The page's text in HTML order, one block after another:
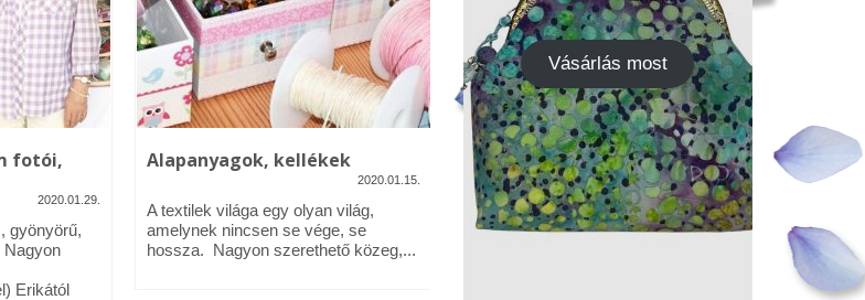
fotói,
2020.01.29.
gyönyörű,
Nagyon
Erikától
Alapanyagok, kellékek
2020.01.15.
A textilek világa egy olyan világ,
amelynek nincsen se vége, se
hossza. Nagyon szerethető közeg,...
A termékek tisztítása
2020.01.13.
Alapanyagok: Tilda pamutvászon,
designer pamutvászon, lenvászon,
Kedves
Vásárlás most